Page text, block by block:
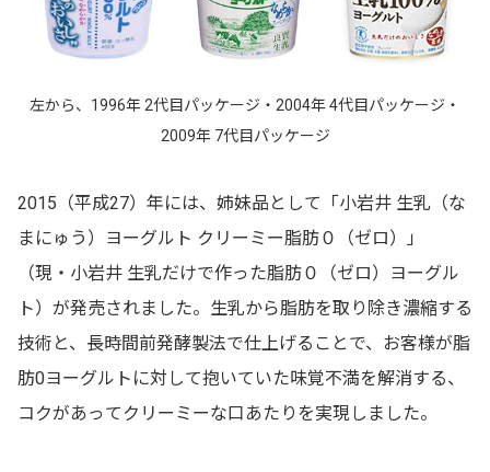
左から、1996年 2代目パッケージ・2004年 4代目パッケージ・
2009年 7代目パッケージ
2015（平成27）年には、姉妹品として「小岩井 生乳（な
まにゅう）ヨーグルト クリーミー脂肪０（ゼロ）」
（現・小岩井 生乳だけで作った脂肪０（ゼロ）ヨーグル
ト）が発売されました。生乳から脂肪を取り除き濃縮する
技術と、長時間前発酵製法で仕上げることで、お客様が脂
肪0ヨーグルトに対して抱いていた味覚不満を解消する、
コクがあってクリーミーな口あたりを実現しました。